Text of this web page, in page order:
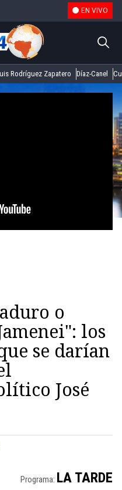
EN VIVO
Rodríguez Zapatero Díaz-Canel
o
los
se darían
José
Programa: LA TARDE